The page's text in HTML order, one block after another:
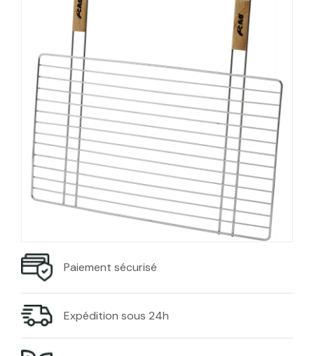
Paiement sécurisé
Expédition sous 24h